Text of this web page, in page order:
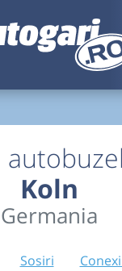
Koln
Germania
Sosiri